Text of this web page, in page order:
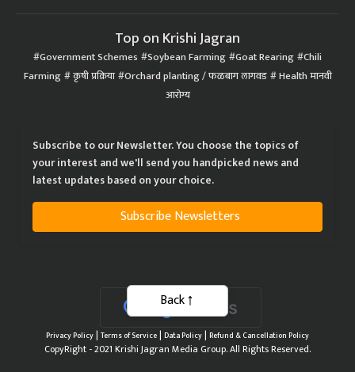
Top on Krishi Jagran
Government Schemes Soybean Farming Goat Rearing Chili
Farming कृषी प्रक्रिया Orchard planting / फळबाग लागवड Health मानवी
आरोग्य
Subscribe to our Newsletter. You choose the topics of
your interest and we'll send you handpicked news and
latest updates based on your choice.
Subscribe Newsletters
Privacy Policy| Terms of Service| Data Policy| Refund & Cancellation Policy
CopyRight - 2021 Krishi Jagran Media Group. All Rights Reserved.
Back